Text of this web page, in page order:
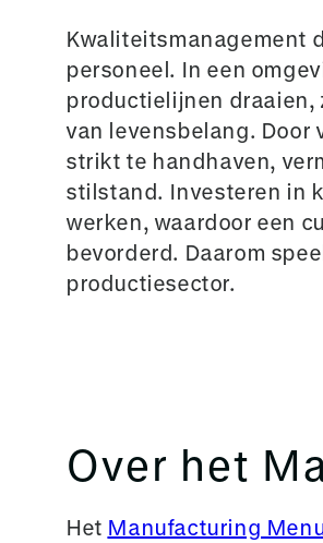
Kwaliteitsmanagement
personeel. In een
productielijnen draaien,
van levensbelang. Door
strikt te handhaven,
stilstand. Investeren in
werken, waardoor een
bevorderd. Daarom
productiesector.
Over het
Het Manufacturing